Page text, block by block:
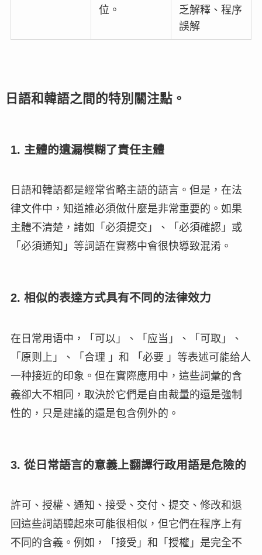
位。
乏解釋、程序
誤解
日語和韓語之間的特別關注點。
1. 主體的遺漏模糊了責任主體
日語和韓語都是經常省略主語的語言。但是，在法
律文件中，知道誰必須做什麼是非常重要的。如果
主體不清楚，諸如「必須提交」、「必須確認」或
「必須通知」等詞語在實務中會很快導致混淆。
2. 相似的表達方式具有不同的法律效力
在日常用语中，「可以」、「应当」、「可取」、
「原则上」、「合理 」和 「必要 」等表述可能给人
一种接近的印象。但在實際應用中，這些詞彙的含
義卻大不相同，取決於它們是自由裁量的還是強制
性的，只是建議的還是包含例外的。
3. 從日常語言的意義上翻譯行政用語是危險的
許可、授權、通知、接受、交付、提交、修改和退
回這些詞語聽起來可能很相似，但它們在程序上有
不同的含義。例如，「接受」和「授權」是完全不